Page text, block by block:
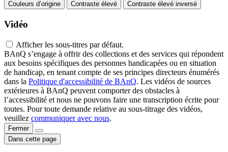
Couleurs d’origine Contraste élevé Contraste élevé inversé
Vidéo
Afficher les sous-titres par défaut.
BAnQ s’engage à offrir des collections et des services qui répondent
aux besoins spécifiques des personnes handicapées ou en situation
de handicap, en tenant compte de ses principes directeurs énumérés
dans la Politique d'accessibilité de BAnQ. Les vidéos de sources
extérieures à BAnQ peuvent comporter des obstacles à
l’accessibilité et nous ne pouvons faire une transcription écrite pour
toutes. Pour toute demande relative au sous-titrage des vidéos,
veuillez communiquer avec nous.
Fermer
Dans cette page